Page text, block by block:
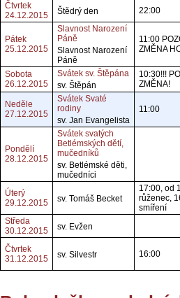
Čtvrtek
24.12.2015
Štědrý den 22:00
Pátek
25.12.2015
Slavnost Narození
Páně
Slavnost Narození
Páně
11:00
ZMĚNA
Sobota
26.12.2015
Svátek sv. Štěpána
sv. Štěpán
10:30!!!
ZMĚNA!
Neděle
27.12.2015
Svátek Svaté
rodiny
sv. Jan Evangelista
11:00
Pondělí
28.12.2015
Svátek svatých
Betlémských dětí,
mučedníků
sv. Betlémské děti,
mučedníci
Úterý
29.12.2015
sv. Tomáš Becket
17:00, od
růženec,
smíření
Středa
30.12.2015
sv. Evžen
Čtvrtek
31.12.2015
sv. Silvestr 16:00